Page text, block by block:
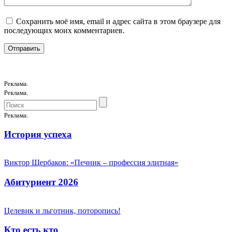
Сохранить моё имя, email и адрес сайта в этом браузере для
последующих моих комментариев.
Реклама.
Реклама.
Реклама.
История успеха
Виктор Щербаков: «Печник – профессия элитная»
Абитуриент 2026
Целевик и льготник, поторопись!